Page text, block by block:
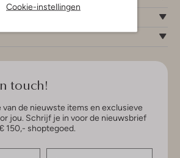
Cookie-instellingen
touch!
van de nieuwste items en exclusieve
jou. Schrijf je in voor de nieuwsbrief
150,- shoptegoed.